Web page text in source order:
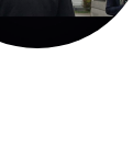
Alle veelgestelde